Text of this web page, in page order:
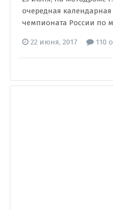
очередная
чемпионата России по
22 июня, 2017 110